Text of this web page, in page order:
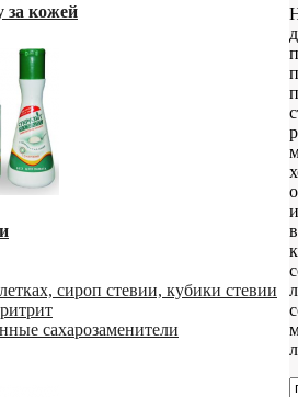
за кожей
сироп стевии, кубики стевии
сахарозаменители